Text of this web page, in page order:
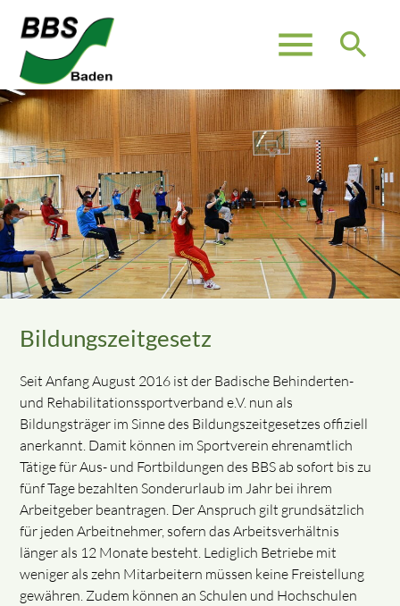
menu search
Bildungszeitgesetz
Seit Anfang August 2016 ist der Badische Behinderten-
und Rehabilitationssportverband e.V. nun als
Bildungsträger im Sinne des Bildungszeitgesetzes offiziell
anerkannt. Damit können im Sportverein ehrenamtlich
Tätige für Aus- und Fortbildungen des BBS ab sofort bis zu
fünf Tage bezahlten Sonderurlaub im Jahr bei ihrem
Arbeitgeber beantragen. Der Anspruch gilt grundsätzlich
für jeden Arbeitnehmer, sofern das Arbeitsverhältnis
länger als 12 Monate besteht. Lediglich Betriebe mit
weniger als zehn Mitarbeitern müssen keine Freistellung
gewähren. Zudem können an Schulen und Hochschulen